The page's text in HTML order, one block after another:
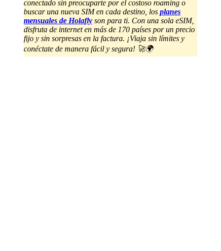
conectado sin preocuparte por el costoso roaming o
buscar una nueva SIM en cada destino, los planes
mensuales de Holafly son para ti. Con una sola eSIM,
disfruta de internet en más de 170 países por un precio
fijo y sin sorpresas en la factura. ¡Viaja sin límites y
conéctate de manera fácil y segura! 🚀🌍